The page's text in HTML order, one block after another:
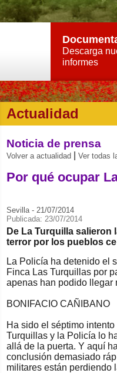
Descarga
informes
Actualidad
Noticia de prensa
Volver a actualidad Ver todas
Por qué ocupar
Sevilla - 21/07/2014
Publicada: 23/07/2014
De La Turquilla
terror por los pueblos
La Policía ha detenido el
Finca Las Turquillas por
apenas han podido llegar
BONIFACIO CAÑIBANO
Ha sido el séptimo
Turquillas y la Policía lo
allá de la puerta. Y aquí
conclusión demasiado
militares están perdiendo